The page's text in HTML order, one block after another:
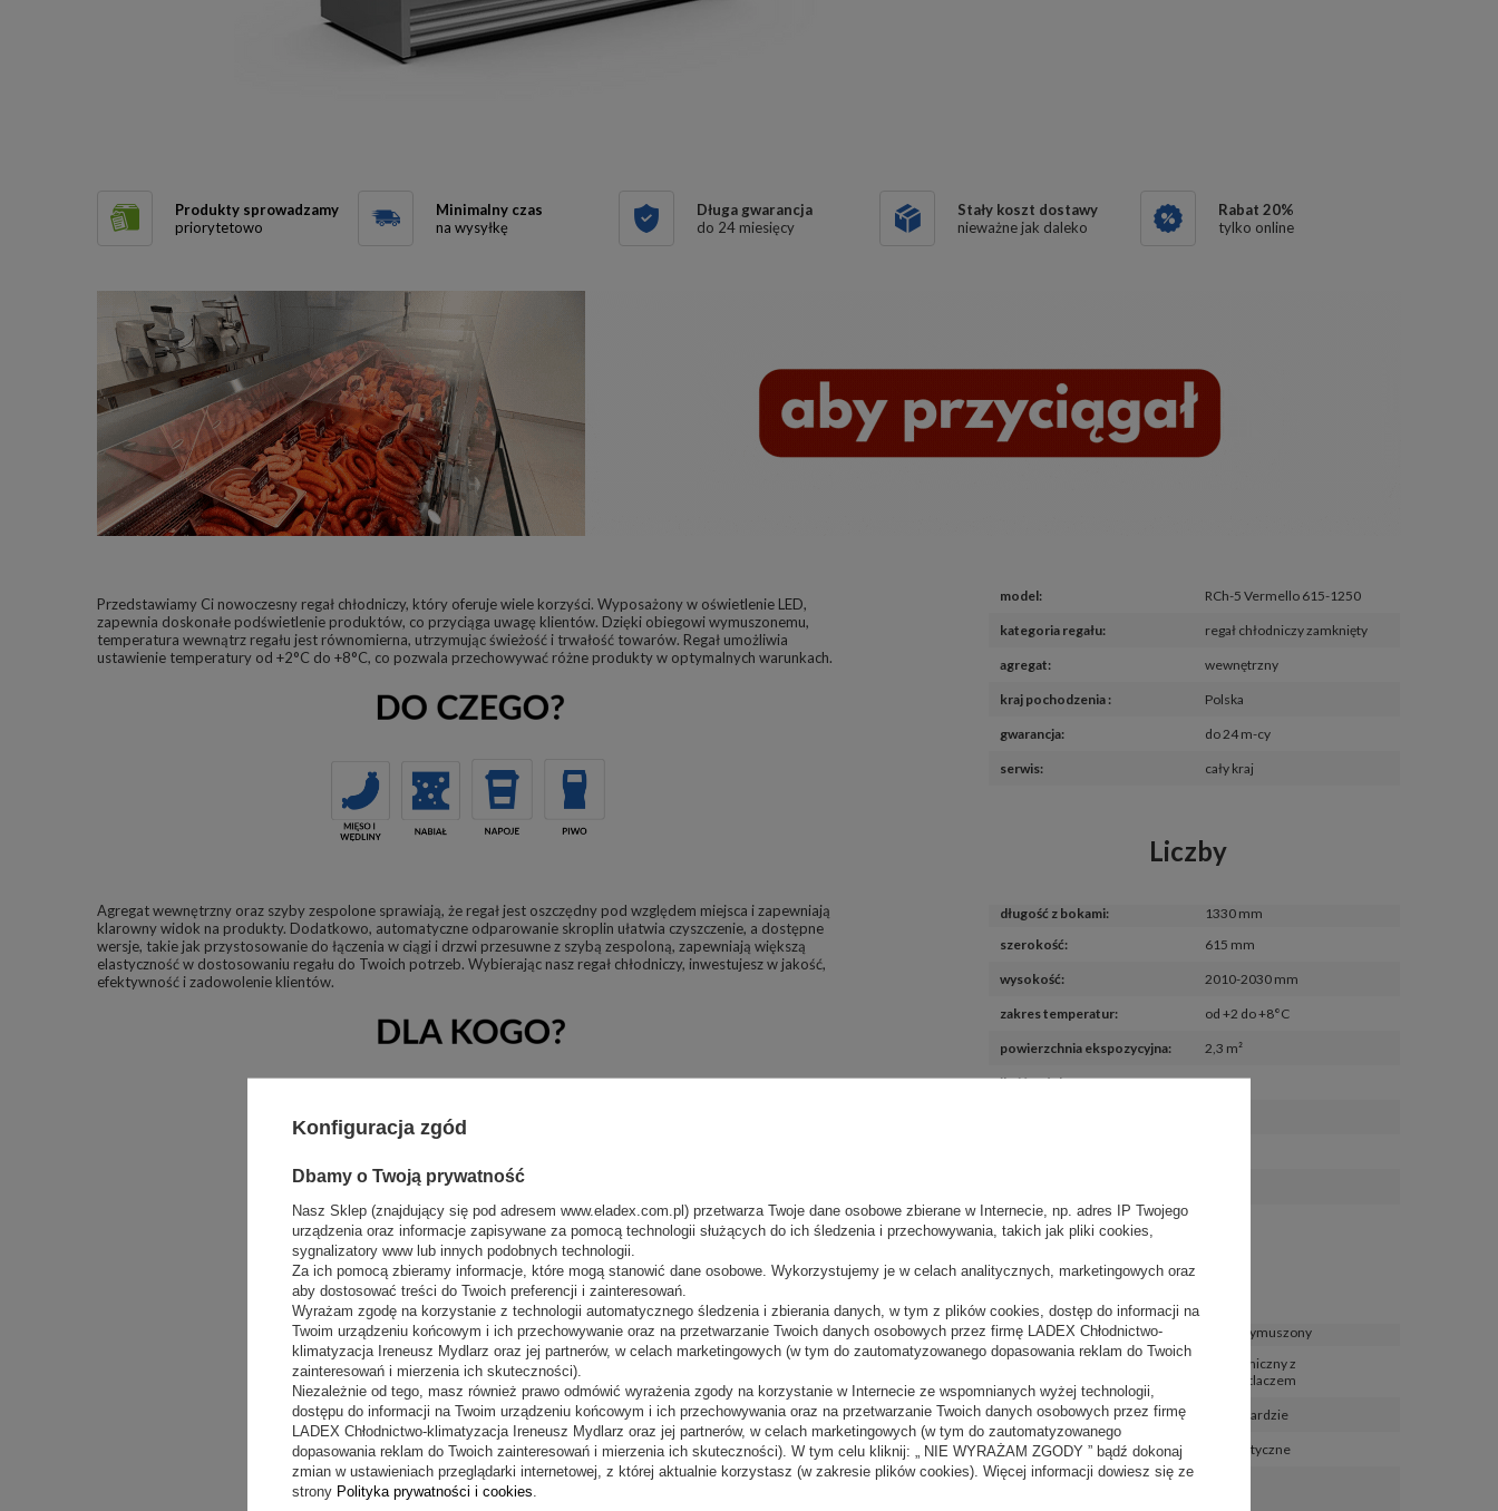
Produkty sprowadzamy
priorytetowo
Minimalny czas
na wysyłkę
Długa gwarancja
do 24 miesięcy
Stały koszt dostawy
nieważne jak daleko
Rabat 20%
tylko online
Przedstawiamy Ci nowoczesny regał chłodniczy, który oferuje wiele korzyści. Wyposażony w oświetlenie LED,
zapewnia doskonałe podświetlenie produktów, co przyciąga uwagę klientów. Dzięki obiegowi wymuszonemu,
temperatura wewnątrz regału jest równomierna, utrzymując świeżość i trwałość towarów. Regał umożliwia
ustawienie temperatury od +2°C do +8°C, co pozwala przechowywać różne produkty w optymalnych warunkach.
Agregat wewnętrzny oraz szyby zespolone sprawiają, że regał jest oszczędny pod względem miejsca i zapewniają
klarowny widok na produkty. Dodatkowo, automatyczne odparowanie skroplin ułatwia czyszczenie, a dostępne
wersje, takie jak przystosowanie do łączenia w ciągi i drzwi przesuwne z szybą zespoloną, zapewniają większą
elastyczność w dostosowaniu regału do Twoich potrzeb. Wybierając nasz regał chłodniczy, inwestujesz w jakość,
efektywność i zadowolenie klientów.
model: RCh-5 Vermello 615-1250
kategoria regału: regał chłodniczy zamknięty
agregat: wewnętrzny
kraj pochodzenia : Polska
gwarancja: do 24 m-cy
serwis: cały kraj
Liczby
długość z bokami:
1330 mm
szerokość: 615 mm
wysokość: 2010-2030 mm
zakres temperatur: od +2 do +8°C
powierzchnia ekspozycyjna: 2,3 m²
ilość półek: 4 + 1
Funkcje
chłodzenie:
obieg wymuszony
regulator temperatury
elektroniczny z
wyświetlaczem
oświetlenie LED: w standardzie
odszranianie: automatyczne
automatyczne odparowanie
Konfiguracja zgód
Dbamy o Twoją prywatność
Nasz Sklep (znajdujący się pod adresem www.eladex.com.pl) przetwarza Twoje dane osobowe zbierane w Internecie, np. adres IP Twojego
urządzenia oraz informacje zapisywane za pomocą technologii służących do ich śledzenia i przechowywania, takich jak pliki cookies,
sygnalizatory www lub innych podobnych technologii.
Za ich pomocą zbieramy informacje, które mogą stanowić dane osobowe. Wykorzystujemy je w celach analitycznych, marketingowych oraz
aby dostosować treści do Twoich preferencji i zainteresowań.
Wyrażam zgodę na korzystanie z technologii automatycznego śledzenia i zbierania danych, w tym z plików cookies, dostęp do informacji na
Twoim urządzeniu końcowym i ich przechowywanie oraz na przetwarzanie Twoich danych osobowych przez firmę LADEX Chłodnictwo-
klimatyzacja Ireneusz Mydlarz oraz jej partnerów, w celach marketingowych (w tym do zautomatyzowanego dopasowania reklam do Twoich
zainteresowań i mierzenia ich skuteczności).
Niezależnie od tego, masz również prawo odmówić wyrażenia zgody na korzystanie w Internecie ze wspomnianych wyżej technologii,
dostępu do informacji na Twoim urządzeniu końcowym i ich przechowywania oraz na przetwarzanie Twoich danych osobowych przez firmę
LADEX Chłodnictwo-klimatyzacja Ireneusz Mydlarz oraz jej partnerów, w celach marketingowych (w tym do zautomatyzowanego
dopasowania reklam do Twoich zainteresowań i mierzenia ich skuteczności). W tym celu kliknij: „ NIE WYRAŻAM ZGODY ” bądź dokonaj
zmian w ustawieniach przeglądarki internetowej, z której aktualnie korzystasz (w zakresie plików cookies). Więcej informacji dowiesz się ze
strony Polityka prywatności i cookies